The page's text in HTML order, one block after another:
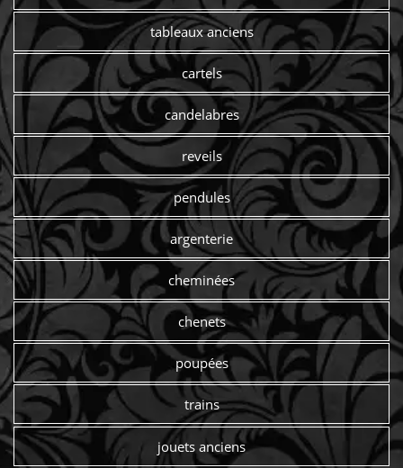
tableaux anciens
cartels
candelabres
reveils
pendules
argenterie
cheminées
chenets
poupées
trains
jouets anciens